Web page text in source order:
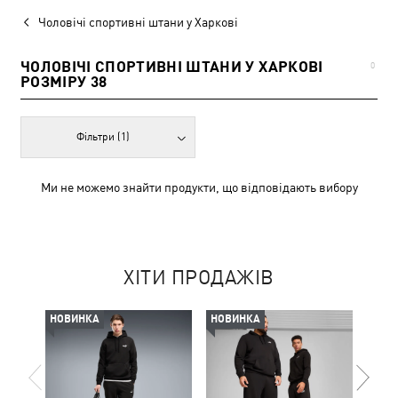
Чоловічі спортивні штани у Харкові
ЧОЛОВІЧІ СПОРТИВНІ ШТАНИ У ХАРКОВІ
РОЗМІРУ 38
0
Фільтри (1)
Ми не можемо знайти продукти, що відповідають вибору
ХІТИ ПРОДАЖІВ
НОВИНКА НОВИНКА